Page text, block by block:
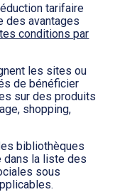
tarifaire
des avantages
conditions par
les sites ou
de bénéficier
sur des produits
shopping,
bibliothèques
dans la liste des
sous